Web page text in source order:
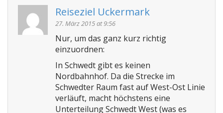
Reiseziel Uckermark
27. März 2015 at 9:56
Nur, um das ganz kurz richtig
einzuordnen:
In Schwedt gibt es keinen
Nordbahnhof. Da die Strecke im
Schwedter Raum fast auf West-Ost Linie
verläuft, macht höchstens eine
Unterteilung Schwedt West (was es